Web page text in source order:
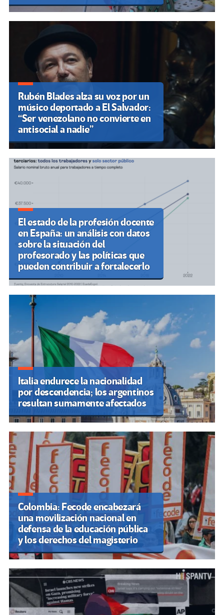
Rubén Blades alza su voz por un
músico deportado a El Salvador:
“Ser venezolano no convierte en
antisocial a nadie”
El estado de la profesión docente
en España: un análisis con datos
sobre la situación del
profesorado y las políticas que
pueden contribuir a fortalecerlo
Italia endurece la nacionalidad
por descendencia; los argentinos
resultan sumamente afectados
Colombia: Fecode encabezará
una movilización nacional en
defensa de la educación pública
y los derechos del magisterio